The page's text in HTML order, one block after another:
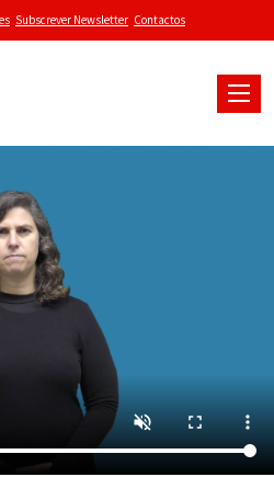
Subscrever Newsletter Contactos
Toggle